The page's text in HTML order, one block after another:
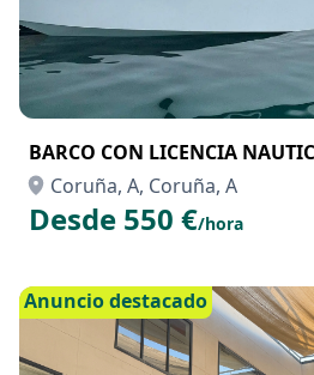
BARCO CON LICENCIA
Coruña, A, Coruña, A
Desde 550 €/hora
Anuncio destacado